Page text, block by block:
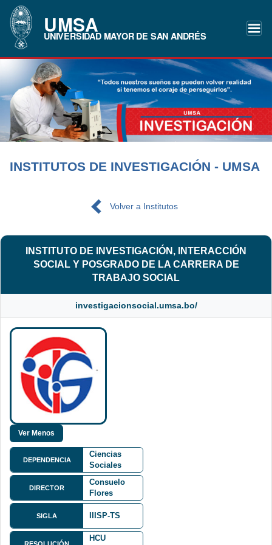
UMSA
UNIVERSIDAD MAYOR DE SAN ANDRÉS
INSTITUTOS DE INVESTIGACIÓN - UMSA
Volver a Institutos
INSTITUTO DE INVESTIGACIÓN, INTERACCIÓN
SOCIAL Y POSGRADO DE LA CARRERA DE
TRABAJO SOCIAL
investigacionsocial.umsa.bo/
DEPENDENCIA
Ciencias
Sociales
FCS
DIRECTOR
M. Sc.
Consuelo
Flores
Gonzales
SIGLA IIISP-TS
HCU
Campus
Universitario
de Cota